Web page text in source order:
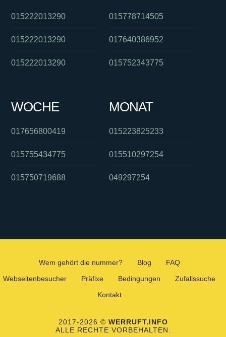
015222013290
015222013290
015222013290
015778714505
017640386952
015752343775
WOCHE
017656800419
015755434775
015750719688
MONAT
015223825233
015510297254
049297254
Wem gehört die nummer? Blog
FAQ
Webseitenbesucher
Präfixe Bedingungen
Zufallssuche
Kontakt
2017-2026 © WERRUFT.INFO
ALLE RECHTE VORBEHALTEN.